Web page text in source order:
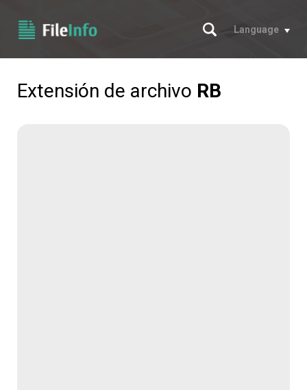
Buscar
Language
Extensión de archivo RB